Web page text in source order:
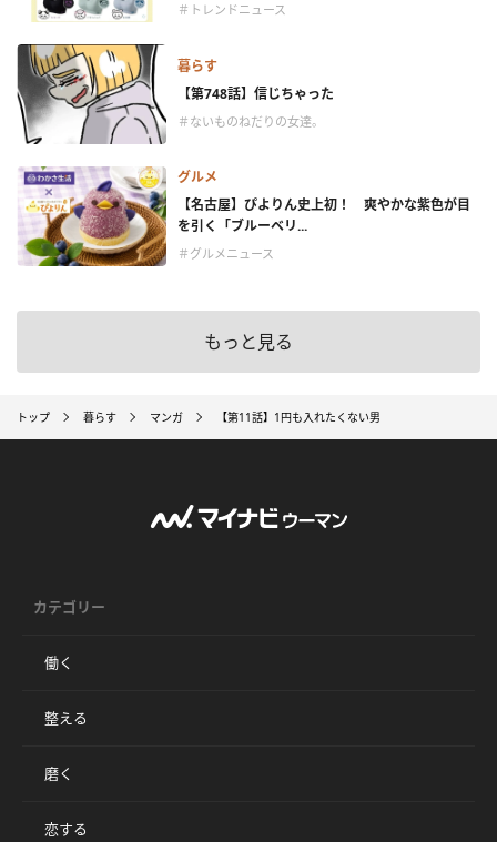
＃トレンドニュース
暮らす
【第748話】信じちゃった
＃ないものねだりの女達。
グルメ
【名古屋】ぴよりん史上初！ 爽やかな紫色が目
を引く「ブルーベリ...
＃グルメニュース
もっと見る
トップ 暮らす マンガ 【第11話】1円も入れたくない男
カテゴリー
働く
整える
磨く
恋する